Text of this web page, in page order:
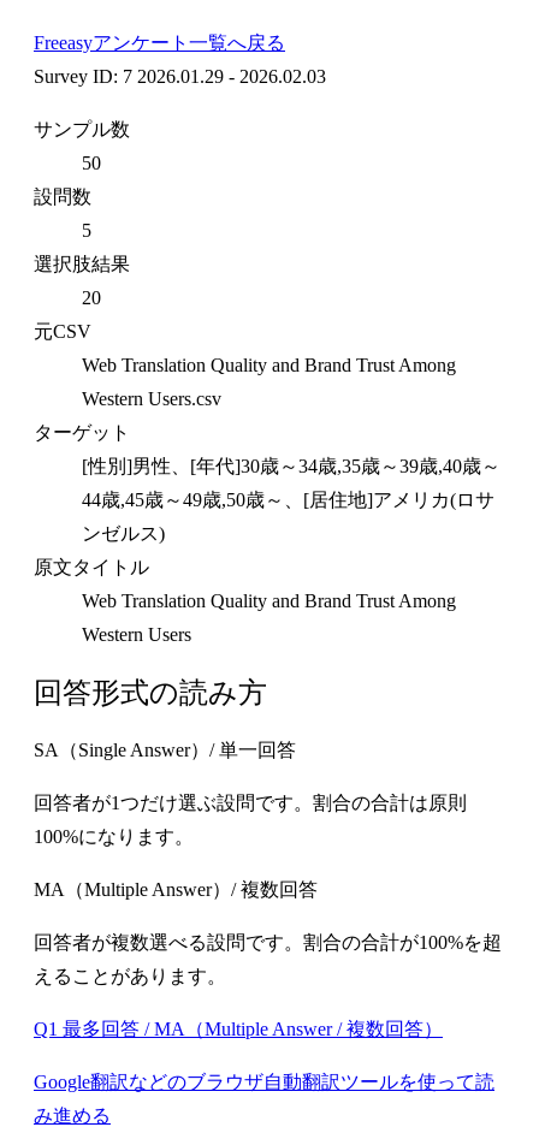
Freeasyアンケート一覧へ戻る
Survey ID: 7 2026.01.29 - 2026.02.03
サンプル数
50
設問数
5
選択肢結果
20
元CSV
Web Translation Quality and Brand Trust Among
Western Users.csv
ターゲット
[性別]男性、[年代]30歳～34歳,35歳～39歳,40歳～
44歳,45歳～49歳,50歳～、[居住地]アメリカ(ロサ
ンゼルス)
原文タイトル
Web Translation Quality and Brand Trust Among
Western Users
回答形式の読み方
SA（Single Answer）/ 単一回答
回答者が1つだけ選ぶ設問です。割合の合計は原則
100%になります。
MA（Multiple Answer）/ 複数回答
回答者が複数選べる設問です。割合の合計が100%を超
えることがあります。
Q1 最多回答 / MA（Multiple Answer / 複数回答）
Google翻訳などのブラウザ自動翻訳ツールを使って読
み進める